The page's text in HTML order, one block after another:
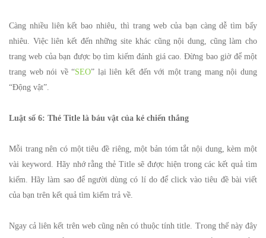
Càng nhiều liên kết bao nhiêu, thì trang web của bạn càng dễ tìm bấy
nhiêu. Việc liên kết đến những site khác cũng nội dung, cũng làm cho
trang web của bạn được bọ tìm kiếm đánh giá cao. Đừng bao giờ để một
trang web nói về “SEO” lại liên kết đến với một trang mang nội dung
“Động vật”.
Luật số 6: Thẻ Title là báu vật của kẻ chiến thắng
Mỗi trang nên có một tiêu đề riêng, một bản tóm tắt nội dung, kèm một
vài keyword. Hãy nhớ rằng thẻ Title sẽ được hiện trong các kết quả tìm
kiếm. Hãy làm sao để người dùng có lí do để click vào tiêu đề bài viết
của bạn trên kết quả tìm kiếm trả về.
Ngay cả liên kết trên web cũng nên có thuộc tính title. Trong thế này đây